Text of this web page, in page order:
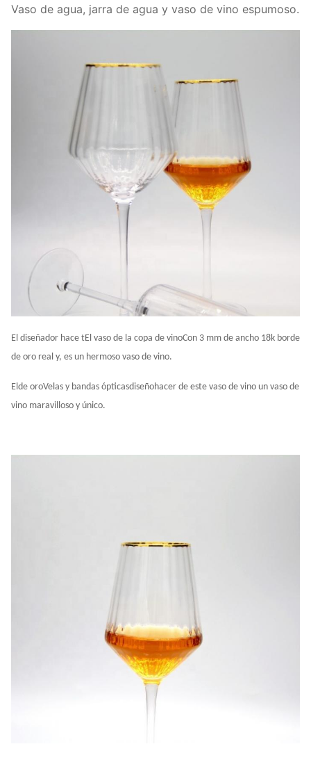
Vaso de agua, jarra de agua y vaso de vino espumoso.
El diseñador hace tEl vaso de la copa de vinoCon 3 mm de ancho 18k borde
de oro real y, es un hermoso vaso de vino.
Elde oroVelas y bandas ópticasdiseñohacer de este vaso de vino un vaso de
vino maravilloso y único.